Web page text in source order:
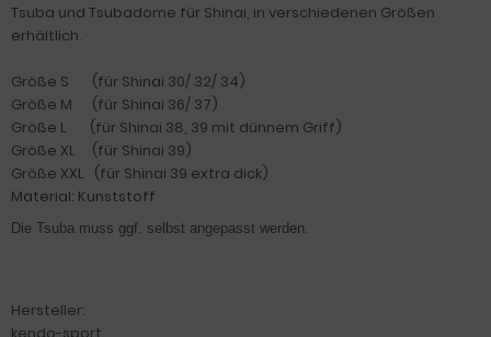
Tsuba und Tsubadome für Shinai, in verschiedenen Größen
erhältlich.
Größe S (für Shinai 30/ 32/ 34)
Größe M (für Shinai 36/ 37)
Größe L (für Shinai 38, 39 mit dünnem Griff)
Größe XL (für Shinai 39)
Größe XXL (für Shinai 39 extra dick)
Material: Kunststoff
Die Tsuba muss ggf. selbst angepasst werden.
Hersteller:
kendo-sport